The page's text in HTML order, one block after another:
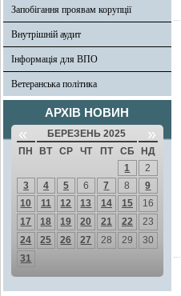
Запобігання проявам корупції
Внутрішній аудит
Інформація для ВПО
Ветеранська політика
АРХІВ НОВИН
« БЕРЕЗЕНЬ 2025 »
ПН ВТ СР ЧТ ПТ СБ
НД
1
2
3
4 5 6 7 8
9
10
11 12 13 14 15
16
17
18 19 20 21 22
23
24
25 26 27 28 29
30
31